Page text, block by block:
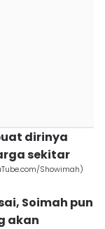
dirinya
sekitar
Showimah)
Soimah pun
akan